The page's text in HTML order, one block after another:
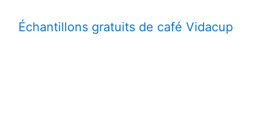
Échantillons gratuits de café Vidacup